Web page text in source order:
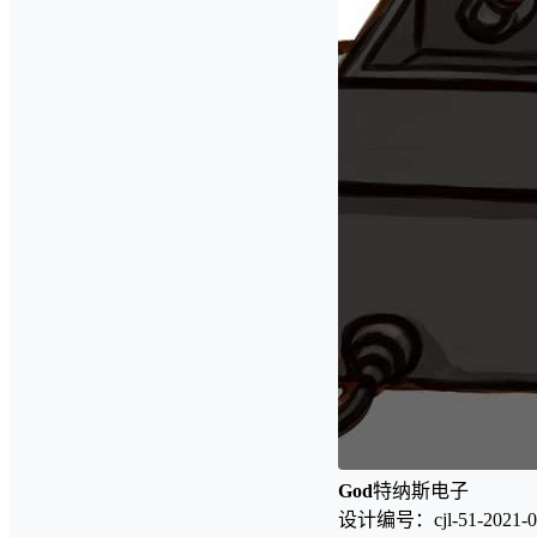
God特纳斯电子
设计编号：cjl-51-2021-